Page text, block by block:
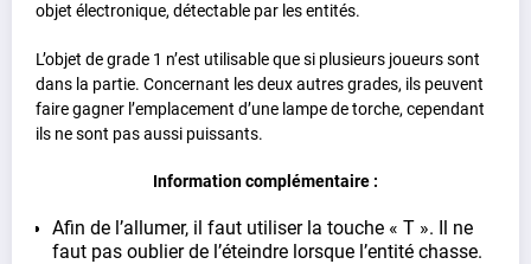
objet électronique, détectable par les entités.
L’objet de grade 1 n’est utilisable que si plusieurs joueurs sont
dans la partie. Concernant les deux autres grades, ils peuvent
faire gagner l’emplacement d’une lampe de torche, cependant
ils ne sont pas aussi puissants.
Information complémentaire :
Afin de l’allumer, il faut utiliser la touche « T ». Il ne
faut pas oublier de l’éteindre lorsque l’entité chasse.